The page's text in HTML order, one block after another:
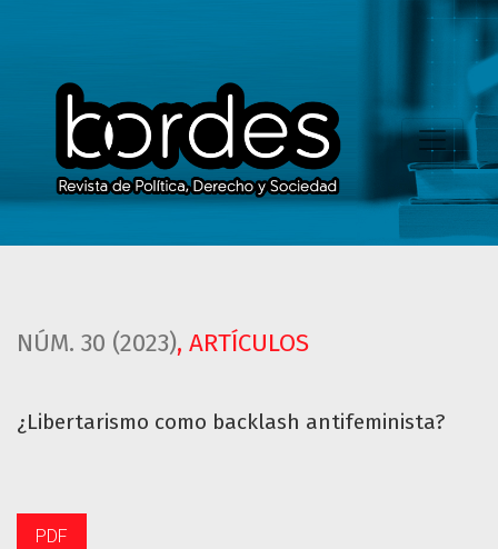
NÚM. 30 (2023), ARTÍCULOS
¿Libertarismo como backlash antifeminista?
PDF